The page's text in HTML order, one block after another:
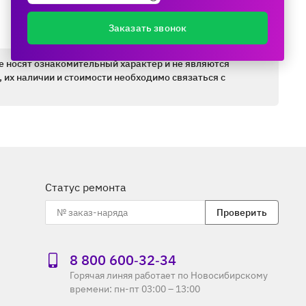
ознакомительный характер и не являются
наличии и стоимости необходимо связаться с
Статус ремонта
Проверить
8 800 600‑32‑34
Горячая линяя работает по Новосибирскому
времени: пн-пт 03:00 – 13:00
Заказать звонок